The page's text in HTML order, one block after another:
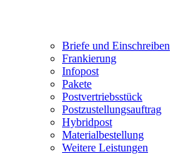
Briefe und Einschreiben
Frankierung
Infopost
Pakete
Postvertriebsstück
Postzustellungsauftrag
Hybridpost
Materialbestellung
Weitere Leistungen